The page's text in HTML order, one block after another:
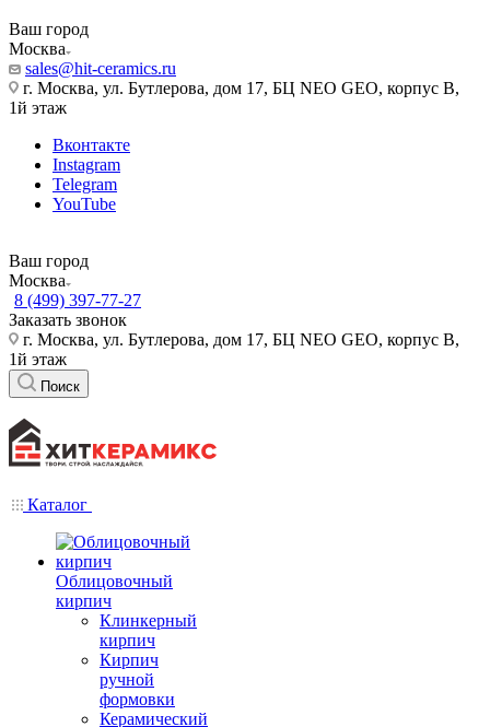
Ваш город
Москва
sales@hit-ceramics.ru
г. Москва, ул. Бутлерова, дом 17, БЦ NEO GEO, корпус В,
1й этаж
Вконтакте
Instagram
Telegram
YouTube
Ваш город
Москва
8 (499) 397-77-27
Заказать звонок
г. Москва, ул. Бутлерова, дом 17, БЦ NEO GEO, корпус В,
1й этаж
Поиск
Каталог
Облицовочный
кирпич
Клинкерный
кирпич
Кирпич
ручной
формовки
Керамический